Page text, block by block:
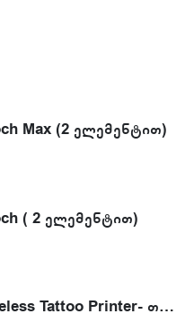
Max (2 ელემენტით)
( 2 ელემენტით)
Ambition Wireless Tattoo Printer- თერმული პრინტერი